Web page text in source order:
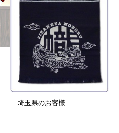
埼玉県のお客様